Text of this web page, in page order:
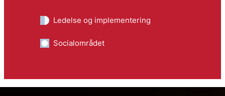
Ledelse og implementering
Socialområdet